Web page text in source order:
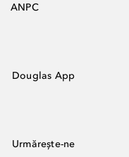
ANPC
Douglas App
Urmărește-ne